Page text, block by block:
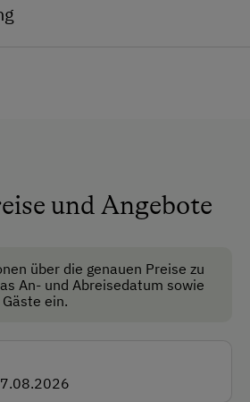
und Angebote
über die genauen Preise zu
An- und Abreisedatum sowie
ein.